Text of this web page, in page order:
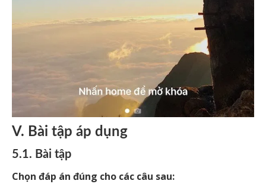
V. Bài tập áp dụng
5.1. Bài tập
Chọn đáp án đúng cho các câu sau: